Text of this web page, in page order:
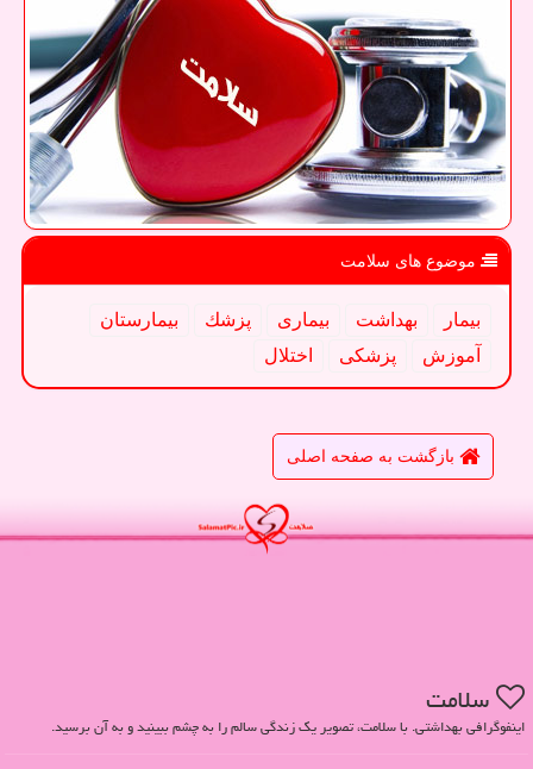
موضوع های سلامت
بیمار بهداشت بیماری پزشك
بیمارستان
آموزش
پزشكی اختلال
بازگشت به صفحه اصلی
سلامت
اینفوگرافی بهداشتی. با سلامت، تصویر یک زندگی سالم را به چشم ببینید و به آن برسید.